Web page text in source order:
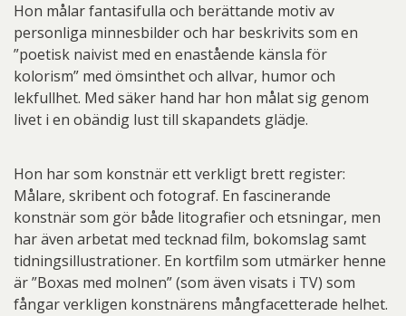
Hon målar fantasifulla och berättande motiv av
personliga minnesbilder och har beskrivits som en
”poetisk naivist med en enastående känsla för
kolorism” med ömsinthet och allvar, humor och
lekfullhet. Med säker hand har hon målat sig genom
livet i en obändig lust till skapandets glädje.
Hon har som konstnär ett verkligt brett register:
Målare, skribent och fotograf. En fascinerande
konstnär som gör både litografier och etsningar, men
har även arbetat med tecknad film, bokomslag samt
tidningsillustrationer. En kortfilm som utmärker henne
är ”Boxas med molnen” (som även visats i TV) som
fångar verkligen konstnärens mångfacetterade helhet.